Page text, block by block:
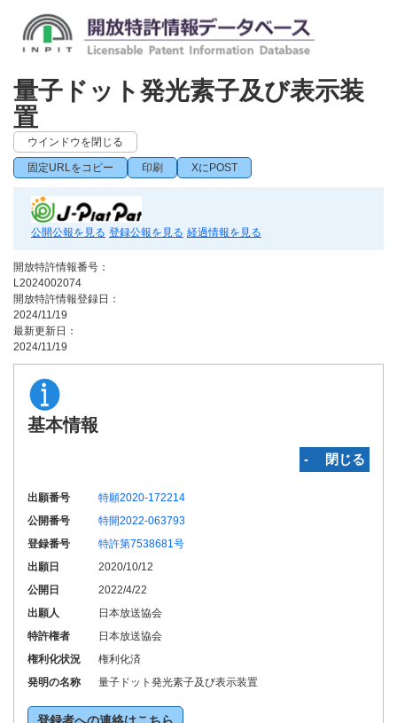
量子ドット発光素子及び表示装
置
ウインドウを閉じる
固定URLをコピー 印刷 XにPOST
公開公報を見る 登録公報を見る 経過情報を見る
開放特許情報番号：
L2024002074
開放特許情報登録日：
2024/11/19
最新更新日：
2024/11/19
基本情報
‐ 閉じる
出願番号
特願2020-172214
公開番号
特開2022-063793
登録番号
特許第7538681号
出願日
2020/10/12
公開日
2022/4/22
出願人
日本放送協会
特許権者
日本放送協会
権利化状況
権利化済
発明の名称
量子ドット発光素子及び表示装置